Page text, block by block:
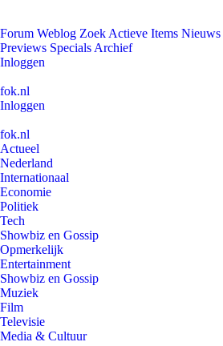
Forum Weblog Zoek Actieve Items Nieuws
Previews Specials Archief
Inloggen
fok.nl
Inloggen
fok.nl
Actueel
Nederland
Internationaal
Economie
Politiek
Tech
Showbiz en Gossip
Opmerkelijk
Entertainment
Showbiz en Gossip
Muziek
Film
Televisie
Media & Cultuur